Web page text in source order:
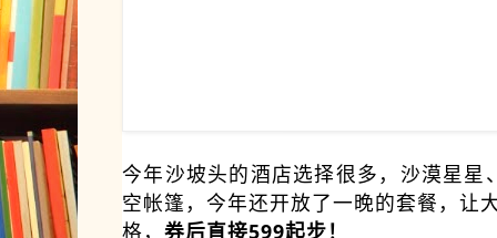
今年沙坡头的酒店选择很多，沙漠星星
空帐篷，今年还开放了一晚的套餐，让
格， 券后直接599起步！